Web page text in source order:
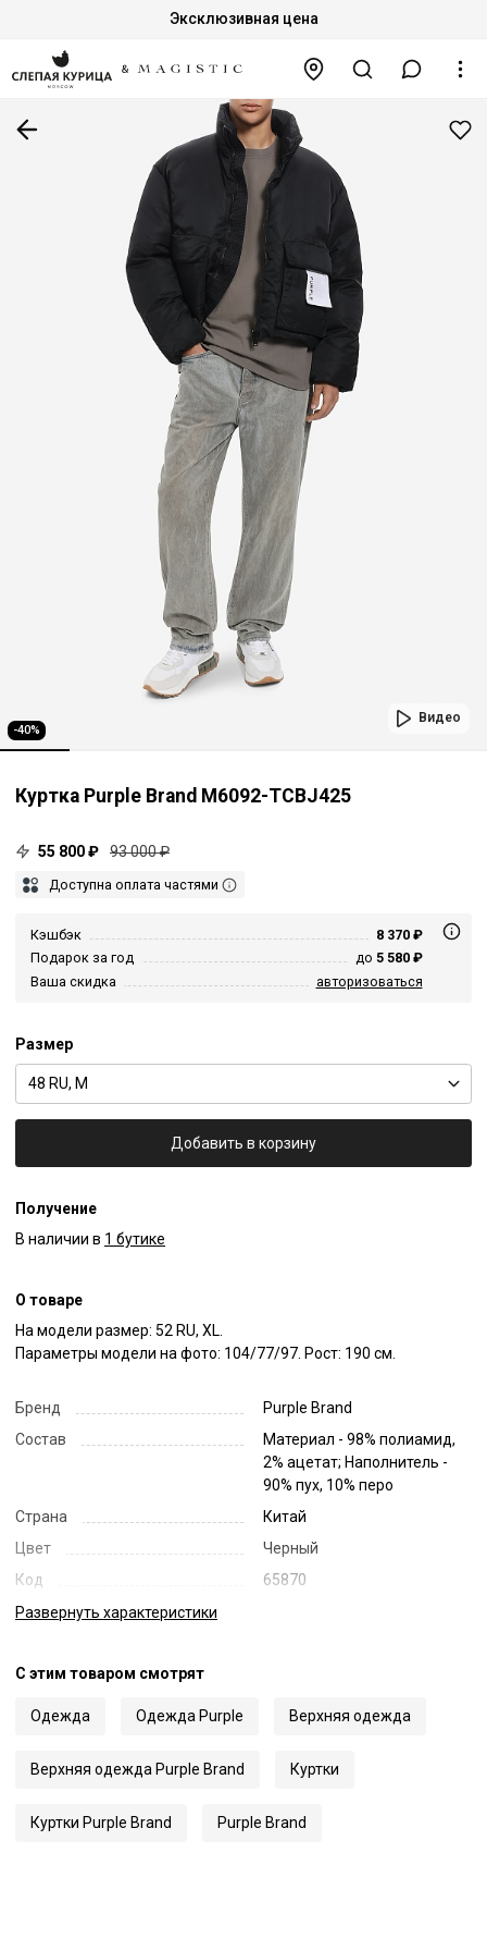
Эксклюзивная цена
-40%
Видео
Куртка Purple Brand M6092-TCBJ425
55 800 ₽ 93 000 ₽
Доступна оплата частями
Кэшбэк
8 370 ₽
Подарок за год
до 5 580 ₽
Ваша скидка
авторизоваться
Размер
48 RU, M
Добавить в корзину
Получение
В наличии в 1 бутике
О товаре
На модели размер: 52 RU, XL.
Параметры модели на фото: 104/77/97. Рост: 190 см.
Бренд
Purple Brand
Состав
Материал - 98% полиамид,
2% ацетат; Наполнитель -
90% пух, 10% перо
Страна
Китай
Цвет
Черный
Код
65870
Артикул
Развернуть характеристики
С этим товаром смотрят
Одежда Одежда Purple Верхняя одежда
Верхняя одежда Purple Brand Куртки
Куртки Purple Brand Purple Brand